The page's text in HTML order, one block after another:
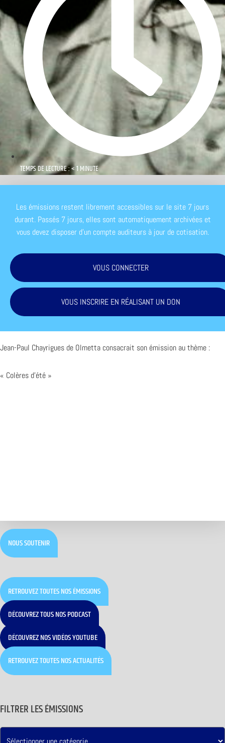
TEMPS DE LECTURE : < 1 MINUTE
Les émissions restent librement accessibles sur le site 7 jours
durant. Passés 7 jours, elles sont automatiquement archivées et
vous devez disposer d'un compte auditeurs à jour de cotisation.
VOUS CONNECTER
VOUS INSCRIRE EN RÉALISANT UN DON
Jean-Paul Chayrigues de Olmetta consacrait son émission au thème :
« Colères d’été »
NOUS SOUTENIR
RETROUVEZ TOUTES NOS ÉMISSIONS
DÉCOUVREZ TOUS NOS PODCAST
DÉCOUVREZ NOS VIDÉOS YOUTUBE
RETROUVEZ TOUTES NOS ACTUALITÉS
FILTRER LES ÉMISSIONS